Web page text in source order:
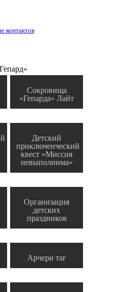
контактов
Сокровища
«Гепарда» Лайт
Детский
приключенческий
квест «Миссия
невыполнима»
Организация
детских
праздников
Арчери таг